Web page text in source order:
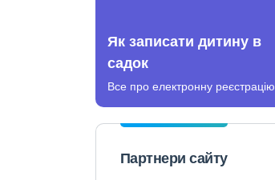
Як записати дитину в
садок
Все про електронну реєстрацію
Партнери сайту